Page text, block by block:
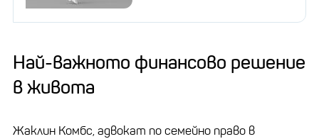
Най-важното финансово решение
в живота
Жаклин Комбс, адвокат по семейно право в